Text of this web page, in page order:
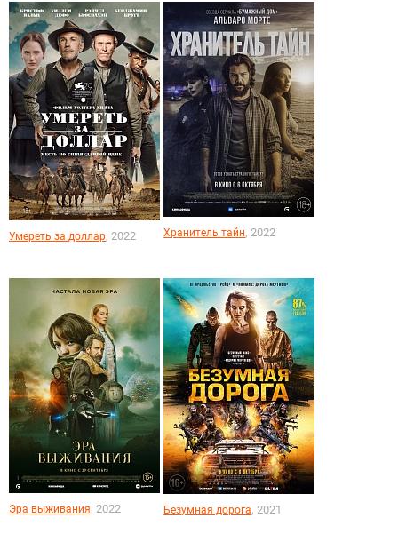
Умереть за доллар, 2022 Хранитель тайн, 2022
Эра выживания, 2022 Безумная дорога, 2021